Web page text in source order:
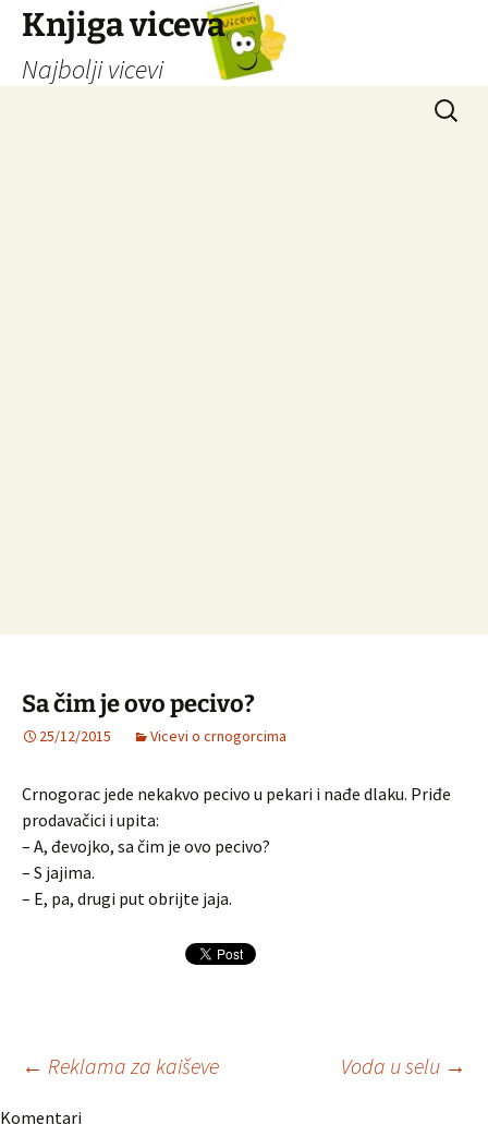
Knjiga viceva
Najbolji vicevi
Sa čim je ovo pecivo?
25/12/2015 Vicevi o crnogorcima
Crnogorac jede nekakvo pecivo u pekari i nađe dlaku. Priđe
prodavačici i upita:
– A, đevojko, sa čim je ovo pecivo?
– S jajima.
– E, pa, drugi put obrijte jaja.
Navigacija
← Reklama za kaiševe Voda u selu →
Komentari